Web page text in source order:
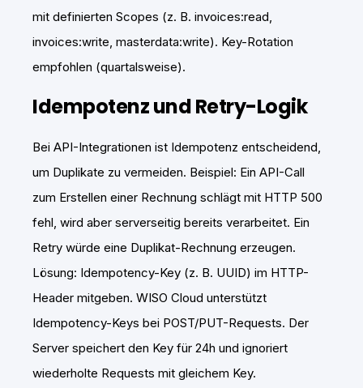
mit definierten Scopes (z. B. invoices:read,
invoices:write, masterdata:write). Key-Rotation
empfohlen (quartalsweise).
Idempotenz und Retry-Logik
Bei API-Integrationen ist Idempotenz entscheidend,
um Duplikate zu vermeiden. Beispiel: Ein API-Call
zum Erstellen einer Rechnung schlägt mit HTTP 500
fehl, wird aber serverseitig bereits verarbeitet. Ein
Retry würde eine Duplikat-Rechnung erzeugen.
Lösung: Idempotency-Key (z. B. UUID) im HTTP-
Header mitgeben. WISO Cloud unterstützt
Idempotency-Keys bei POST/PUT-Requests. Der
Server speichert den Key für 24h und ignoriert
wiederholte Requests mit gleichem Key.